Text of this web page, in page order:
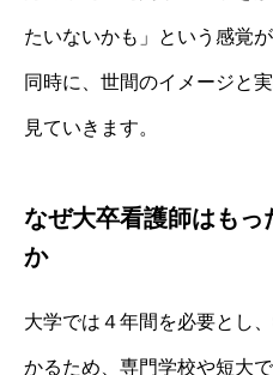
たいないかも」という感覚
同時に、世間のイメージと
見ていきます。
なぜ大卒看護師はも
か
大学では４年間を必要とし
かるため、専門学校や短大